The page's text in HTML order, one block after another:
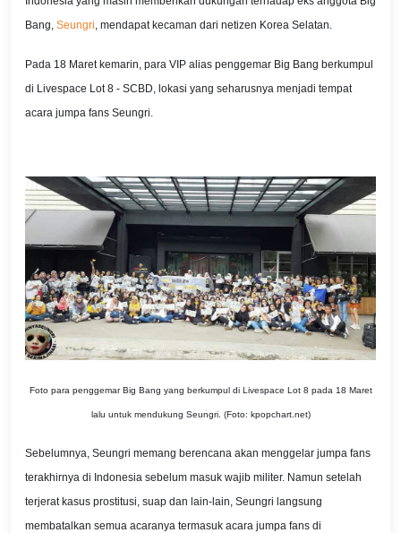
Bang, Seungri, mendapat kecaman dari netizen Korea Selatan.
Pada 18 Maret kemarin, para VIP alias penggemar Big Bang berkumpul
di Livespace Lot 8 - SCBD, lokasi yang seharusnya menjadi tempat
acara jumpa fans Seungri.
Foto para penggemar Big Bang yang berkumpul di Livespace Lot 8 pada 18 Maret
lalu untuk mendukung Seungri. (Foto: kpopchart.net)
Sebelumnya, Seungri memang berencana akan menggelar jumpa fans
terakhirnya di Indonesia sebelum masuk wajib militer. Namun setelah
terjerat kasus prostitusi, suap dan lain-lain, Seungri langsung
membatalkan semua acaranya termasuk acara jumpa fans di